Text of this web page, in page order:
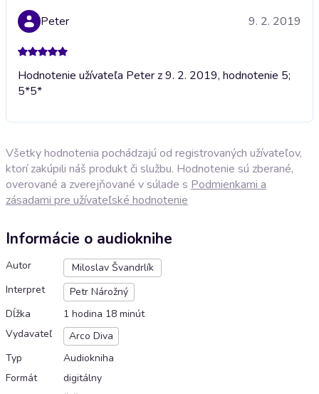
Peter 9. 2. 2019
Hodnotenie užívateľa Peter z 9. 2. 2019, hodnotenie 5;
5*5*
Všetky hodnotenia pochádzajú od registrovaných užívateľov,
ktorí zakúpili náš produkt či službu. Hodnotenie sú zberané,
overované a zverejňované v súlade s Podmienkami a
zásadami pre užívateľské hodnotenie
Informácie o audioknihe
Autor
Miloslav Švandrlík
Interpret
Petr Nárožný
Dĺžka
1 hodina 18 minút
Vydavateľ
Arco Diva
Typ
Audiokniha
Formát
digitálny